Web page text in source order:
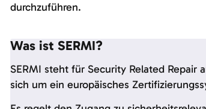
durchzuführen.
Was ist SERMI?
SERMI steht für Security Related
sich um ein europäisches